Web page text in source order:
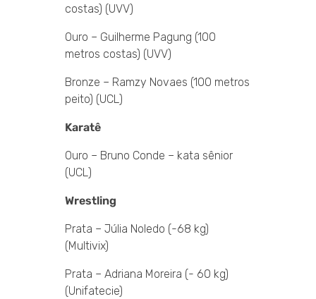
costas) (UVV)
Ouro – Guilherme Pagung (100
metros costas) (UVV)
Bronze – Ramzy Novaes (100 metros
peito) (UCL)
Karatê
Ouro – Bruno Conde – kata sênior
(UCL)
Wrestling
Prata – Júlia Noledo (-68 kg)
(Multivix)
Prata – Adriana Moreira (- 60 kg)
(Unifatecie)